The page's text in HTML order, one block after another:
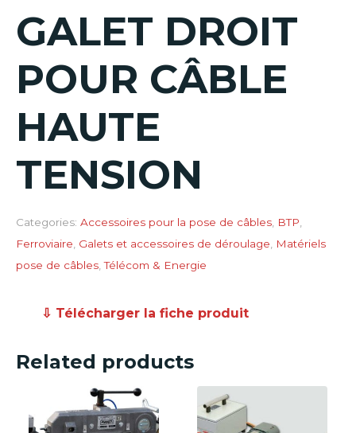
GALET DROIT
POUR CÂBLE
HAUTE
TENSION
Categories: Accessoires pour la pose de câbles BTP
Ferroviaire Galets et accessoires de déroulage
Matériels
pose de câbles ,Télécom & Energie
⇩ Télécharger la fiche produit
Related products